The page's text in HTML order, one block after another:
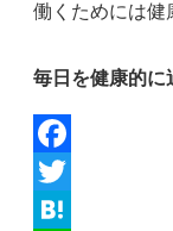
働くためには健
毎日を健康的に
Facebook
Twitter